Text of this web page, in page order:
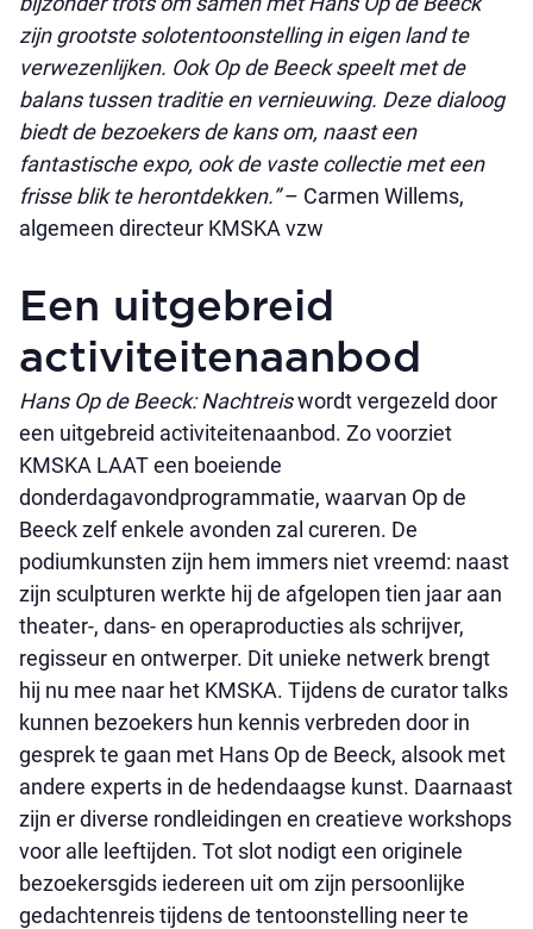
zijn grootste solotentoonstelling in eigen land te
verwezenlijken. Ook Op de Beeck speelt met de
balans tussen traditie en vernieuwing. Deze dialoog
biedt de bezoekers de kans om, naast een
fantastische expo, ook de vaste collectie met een
frisse blik te herontdekken.”– Carmen Willems,
algemeen directeur KMSKA vzw
Een uitgebreid
activiteitenaanbod
Hans Op de Beeck: Nachtreiswordt vergezeld door
een uitgebreid activiteitenaanbod. Zo voorziet
KMSKA LAAT een boeiende
donderdagavondprogrammatie, waarvan Op de
Beeck zelf enkele avonden zal cureren. De
podiumkunsten zijn hem immers niet vreemd: naast
zijn sculpturen werkte hij de afgelopen tien jaar aan
theater-, dans- en operaproducties als schrijver,
regisseur en ontwerper. Dit unieke netwerk brengt
hij nu mee naar het KMSKA. Tijdens de curator talks
kunnen bezoekers hun kennis verbreden door in
gesprek te gaan met Hans Op de Beeck, alsook met
andere experts in de hedendaagse kunst. Daarnaast
zijn er diverse rondleidingen en creatieve workshops
voor alle leeftijden. Tot slot nodigt een originele
bezoekersgids iedereen uit om zijn persoonlijke
gedachtenreis tijdens de tentoonstelling neer te